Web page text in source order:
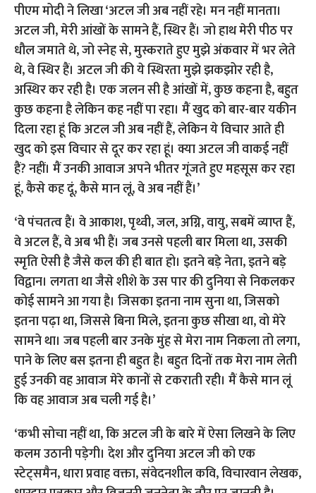
पीएम मोदी ने लिखा ‘अटल जी अब नहीं रहे। मन नहीं मानता।
अटल जी, मेरी आंखों के सामने हैं, स्थिर हैं। जो हाथ मेरी पीठ पर
धौल जमाते थे, जो स्नेह से, मुस्कराते हुए मुझे अंकवार में भर लेते
थे, वे स्थिर हैं। अटल जी की ये स्थिरता मुझे झकझोर रही है,
अस्थिर कर रही है। एक जलन सी है आंखों में, कुछ कहना है, बहुत
कुछ कहना है लेकिन कह नहीं पा रहा। मैं खुद को बार-बार यकीन
दिला रहा हूं कि अटल जी अब नहीं हैं, लेकिन ये विचार आते ही
खुद को इस विचार से दूर कर रहा हूं। क्या अटल जी वाकई नहीं
हैं? नहीं। मैं उनकी आवाज अपने भीतर गूंजते हुए महसूस कर रहा
हूं, कैसे कह दूं, कैसे मान लूं, वे अब नहीं हैं।’
‘वे पंचतत्व हैं। वे आकाश, पृथ्वी, जल, अग्नि, वायु, सबमें व्याप्त हैं,
वे अटल हैं, वे अब भी हैं। जब उनसे पहली बार मिला था, उसकी
स्मृति ऐसी है जैसे कल की ही बात हो। इतने बड़े नेता, इतने बड़े
विद्वान। लगता था जैसे शीशे के उस पार की दुनिया से निकलकर
कोई सामने आ गया है। जिसका इतना नाम सुना था, जिसको
इतना पढ़ा था, जिससे बिना मिले, इतना कुछ सीखा था, वो मेरे
सामने था। जब पहली बार उनके मुंह से मेरा नाम निकला तो लगा,
पाने के लिए बस इतना ही बहुत है। बहुत दिनों तक मेरा नाम लेती
हुई उनकी वह आवाज मेरे कानों से टकराती रही। मैं कैसे मान लूं
कि वह आवाज अब चली गई है।’
‘कभी सोचा नहीं था, कि अटल जी के बारे में ऐसा लिखने के लिए
कलम उठानी पड़ेगी। देश और दुनिया अटल जी को एक
स्टेट्समैन, धारा प्रवाह वक्ता, संवेदनशील कवि, विचारवान लेखक,